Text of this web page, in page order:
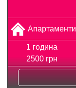
Апартаменти
1 година
2500 грн